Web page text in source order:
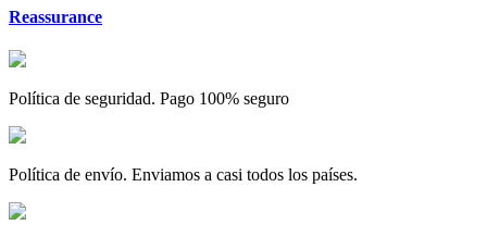
Reassurance
Política de seguridad. Pago 100% seguro
Política de envío. Enviamos a casi todos los países.